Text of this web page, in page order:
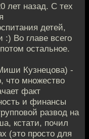
лет назад. С тех
детей,
Во главе всего
остальное.
Кузнецова) -
что множество
факт
и финансы
развод на
кстати, почил
(это просто для